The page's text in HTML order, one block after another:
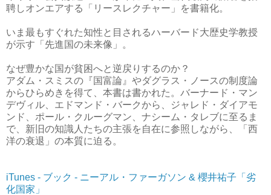
聘しオンエアする「リースレクチャー」を書籍化。
いま最もすぐれた知性と目されるハーバード大歴史学教授
が示す「先進国の未来像」。
なぜ豊かな国が貧困へと逆戻りするのか？
アダム・スミスの『国富論』やダグラス・ノースの制度論
からひらめきを得て、本書は書かれた。バーナード・マン
デヴィル、エドマンド・バークから、ジャレド・ダイアモ
ンド、ポール・クルーグマン、ナシーム・タレブに至るま
で、新旧の知識人たちの主張を自在に参照しながら、「西
洋の衰退」の本質に迫る。
iTunes - ブック - ニーアル・ファーガソン & 櫻井祐子「劣
化国家」